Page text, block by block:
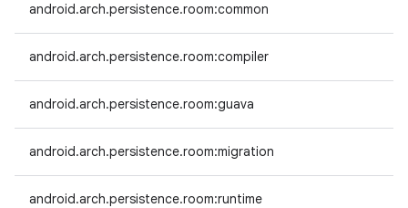
android.arch.persistence.room:common
android.arch.persistence.room:compiler
android.arch.persistence.room:guava
android.arch.persistence.room:migration
android.arch.persistence.room:runtime